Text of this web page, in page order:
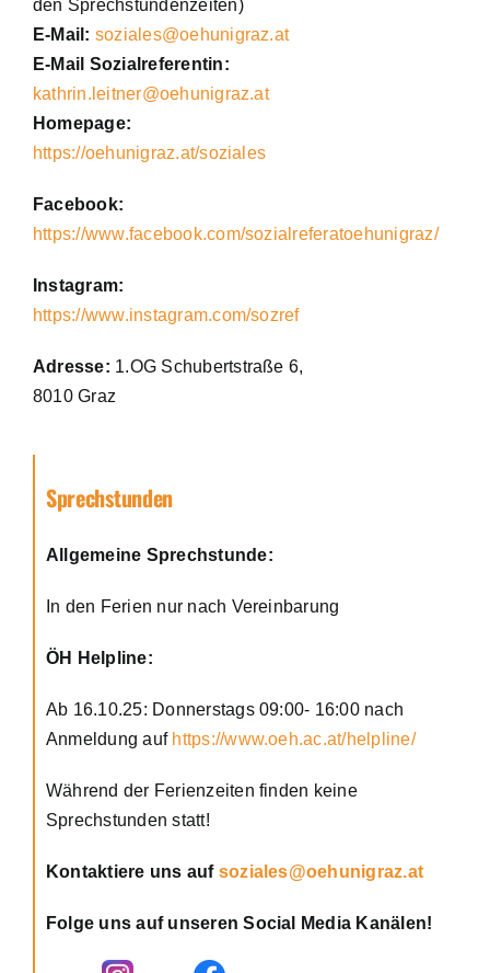
Mentale Gesundheit
Anträge & Richtlinien
den Sprechstundenzeiten)
E-Mail: soziales@oehunigraz.at
E-Mail Sozialreferentin:
kathrin.leitner@oehunigraz.at
Homepage:
https://oehunigraz.at/soziales
Facebook:
https://www.facebook.com/sozialreferatoehunigraz/
Instagram:
https://www.instagram.com/sozref
Adresse: 1.OG Schubertstraße 6,
8010 Graz
Sprechstunden
Allgemeine Sprechstunde:
In den Ferien nur nach Vereinbarung
ÖH Helpline:
Ab 16.10.25: Donnerstags 09:00- 16:00 nach
Anmeldung auf https://www.oeh.ac.at/helpline/
Während der Ferienzeiten finden keine
Sprechstunden statt!
Kontaktiere uns auf soziales@oehunigraz.at
Folge uns auf unseren Social Media Kanälen!